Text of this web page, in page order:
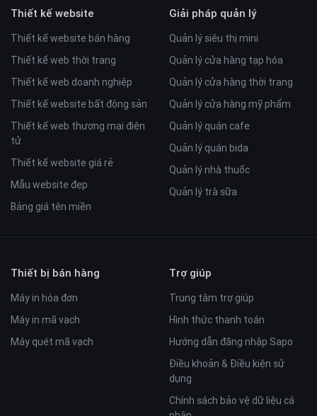
Thiết kế website
Thiết kế website bán hàng
Thiết kế web thời trang
Thiết kế web doanh nghiệp
Thiết kế website bất động sản
Thiết kế web thương mại điện
tử
Thiết kế website giá rẻ
Mẫu website đẹp
Bảng giá tên miền
Giải pháp quản lý
Quản lý siêu thị mini
Quản lý cửa hàng tạp hóa
Quản lý cửa hàng thời trang
Quản lý cửa hàng mỹ phẩm
Quản lý quán cafe
Quản lý quán bida
Quản lý nhà thuốc
Quản lý trà sữa
Thiết bị bán hàng
Máy in hóa đơn
Máy in mã vạch
Máy quét mã vạch
Trợ giúp
Trung tâm trợ giúp
Hình thức thanh toán
Hướng dẫn đăng nhập Sapo
Điều khoản & Điều kiện sử
dụng
Chính sách bảo vệ dữ liệu cá